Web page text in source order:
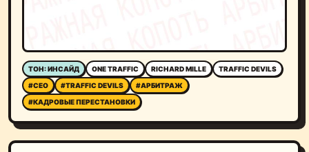
ТОН: ИНСАЙД ONE TRAFFIC RICHARD MILLE
TRAFFIC DEVILS
#CEO
#TRAFFIC DEVILS
#АРБИТРАЖ
#КАДРОВЫЕ ПЕРЕСТАНОВКИ